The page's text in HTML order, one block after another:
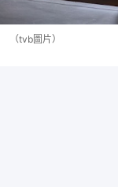
（tvb圖片）